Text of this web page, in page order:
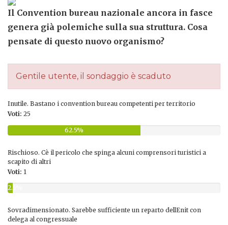
Il Convention bureau nazionale ancora in fasce
genera già polemiche sulla sua struttura. Cosa
pensate di questo nuovo organismo?
Gentile utente, il sondaggio è scaduto
Inutile. Bastano i convention bureau competenti per territorio
Voti: 25
62.5%
Rischioso. Cè il pericolo che spinga alcuni comprensori turistici a
scapito di altri
Voti: 1
2.5%
Sovradimensionato. Sarebbe sufficiente un reparto dellEnit con
delega al congressuale